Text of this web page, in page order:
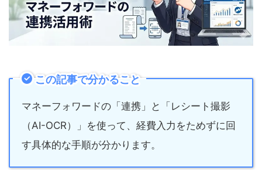
この記事で分かること
マネーフォワードの「連携」と「レシート撮影
（AI-OCR）」を使って、経費入力をためずに回
す具体的な手順が分かります。